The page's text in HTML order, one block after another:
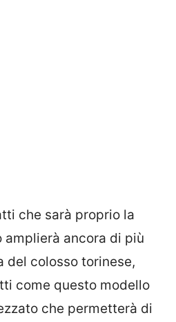
che sarà proprio la
amplierà ancora di più
del colosso torinese,
come questo modello
che permetterà di